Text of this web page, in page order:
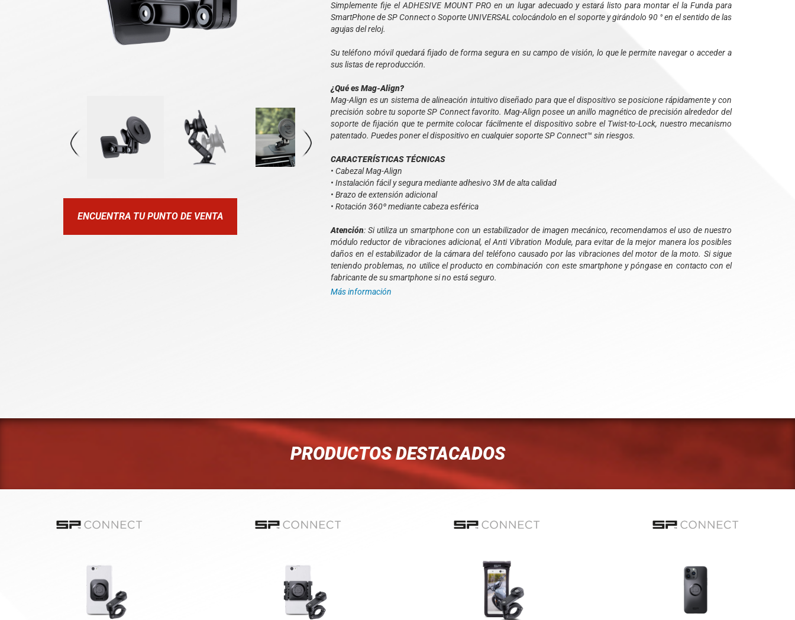
ENCUENTRA TU PUNTO DE VENTA
Simplemente fije el ADHESIVE MOUNT PRO en un lugar adecuado y estará listo para montar el la Funda para
SmartPhone de SP Connect o Soporte UNIVERSAL colocándolo en el soporte y girándolo 90 ° en el sentido de las
agujas del reloj.
Su teléfono móvil quedará fijado de forma segura en su campo de visión, lo que le permite navegar o acceder a
sus listas de reproducción.
¿Qué es Mag-Align?
Mag-Align es un sistema de alineación intuitivo diseñado para que el dispositivo se posicione rápidamente y con
precisión sobre tu soporte SP Connect favorito. Mag-Align posee un anillo magnético de precisión alrededor del
soporte de fijación que te permite colocar fácilmente el dispositivo sobre el Twist-to-Lock, nuestro mecanismo
patentado. Puedes poner el dispositivo en cualquier soporte SP Connect™ sin riesgos.
CARACTERÍSTICAS TÉCNICAS
• Cabezal Mag-Align
• Instalación fácil y segura mediante adhesivo 3M de alta calidad
• Brazo de extensión adicional
• Rotación 360º mediante cabeza esférica
Atención: Si utiliza un smartphone con un estabilizador de imagen mecánico, recomendamos el uso de nuestro
módulo reductor de vibraciones adicional, el Anti Vibration Module, para evitar de la mejor manera los posibles
daños en el estabilizador de la cámara del teléfono causado por las vibraciones del motor de la moto. Si sigue
teniendo problemas, no utilice el producto en combinación con este smartphone y póngase en contacto con el
fabricante de su smartphone si no está seguro.
Más información
PRODUCTOS DESTACADOS